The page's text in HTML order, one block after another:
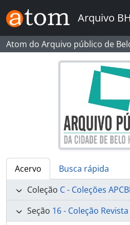
Skip to main content
Arquivo BH
Atom do Arquivo público de
Acervo
Busca rápida
Coleção C - Coleções
Seção 16 - Coleção